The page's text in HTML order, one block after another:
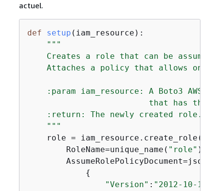
actuel.
def setup ( iam_resource ):
"""
Creates a role that can be assumed
Attaches a policy that allows only
:param iam_resource: A Boto3 AWS
that has the
    :return: The newly created role.
    """
    role = iam_resource.create_role(
        RoleName=unique_name(
"role" ),
{
"Version" : "2012-10-17"